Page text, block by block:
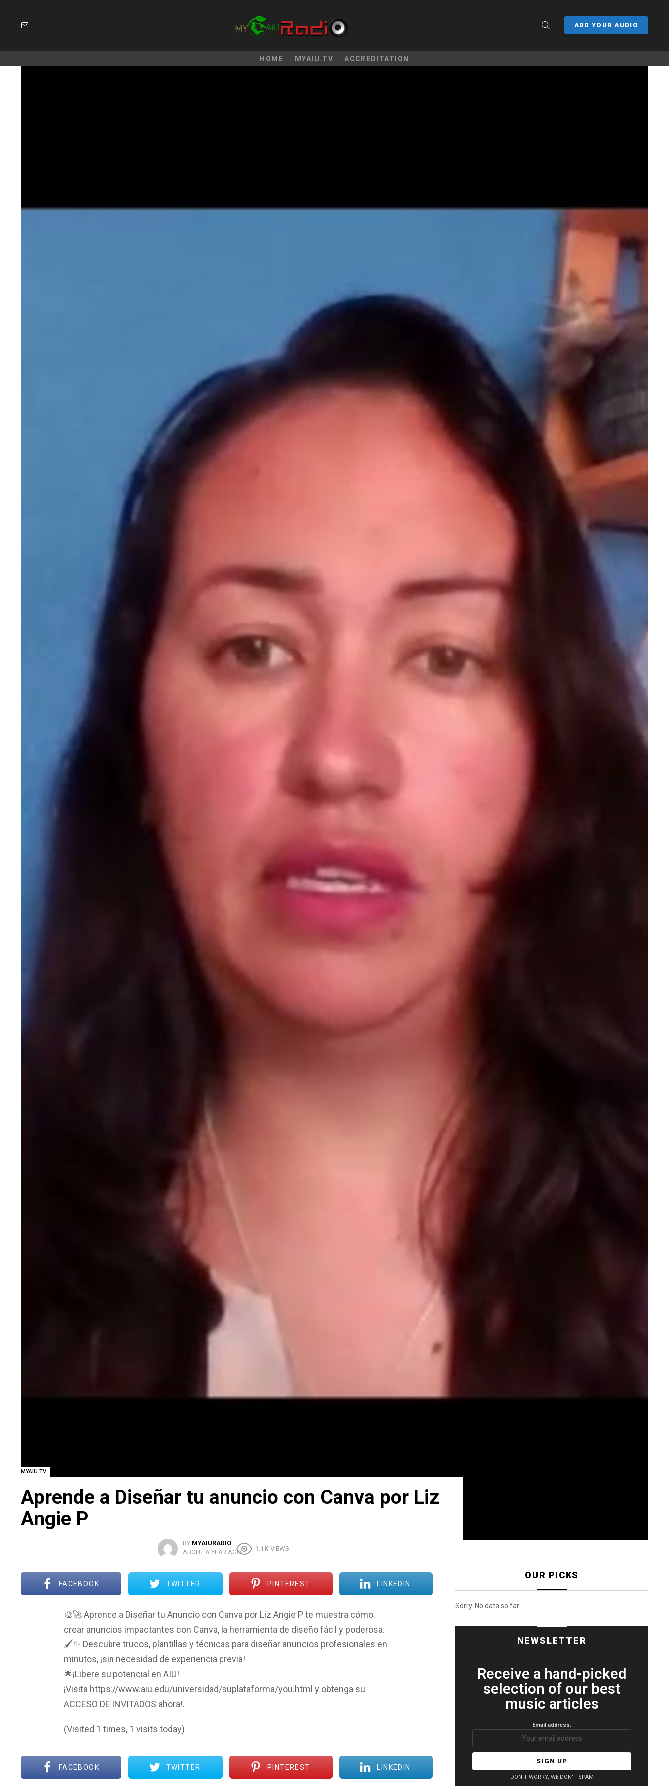
ADD YOUR AUDIO
HOME MYAIU.TV ACCREDITATION
MYAIU TV
Aprende a Diseñar tu anuncio con Canva por Liz
Angie P
BY MYAIURADIO
ABOUT A YEAR AGO
1.1K VIEWS
FACEBOOK TWITTER PINTEREST LINKEDIN
🎨🚀 Aprende a Diseñar tu Anuncio con Canva por Liz Angie P te muestra cómo
crear anuncios impactantes con Canva, la herramienta de diseño fácil y poderosa.
🖌️✨ Descubre trucos, plantillas y técnicas para diseñar anuncios profesionales en
minutos, ¡sin necesidad de experiencia previa!
🌟¡Libere su potencial en AIU!
¡Visita https://www.aiu.edu/universidad/suplataforma/you.html y obtenga su
ACCESO DE INVITADOS ahora!.
(Visited 1 times, 1 visits today)
FACEBOOK TWITTER PINTEREST LINKEDIN
OUR PICKS
Sorry. No data so far.
NEWSLETTER
Receive a hand-picked
selection of our best
music articles
Email address:
DON'T WORRY, WE DON'T SPAM